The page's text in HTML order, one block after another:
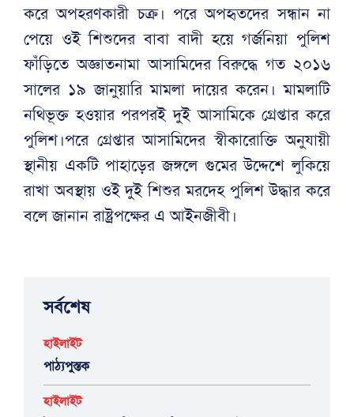
করে অপহরণকারী চক্র। পরে অপহৃতদের সন্ধান না
পেয়ে ওই শিশুদের বাবা বাদী হয়ে গর্জনিয়া পুলিশ
ফাঁড়িতে অজ্ঞাতনামা আসামিদের বিরুদ্ধে গত ২০১৬
সালের ১৯ জানুয়ারি মামলা দায়ের করেন। মামলাটি
নথিভূক্ত হওয়ার পরপরই দুই আসামিকে গ্রেপ্তার করে
পুলিশ।পরে গ্রেপ্তার আসামিদের স্বীকারোক্তি অনুযায়ী
স্থানীয় একটি পাহাড়ের জঙ্গলে গুমের উদ্দেশে লুকিয়ে
রাখা অবস্থায় ওই দুই শিশুর মরদেহ পুলিশ উদ্ধার করে
বলে জানান রাষ্ট্রপক্ষের এ আইনজীবী।
সর্বশেষ
হাইলাইট
পাঠ্যপুস্তক
হাইলাইট